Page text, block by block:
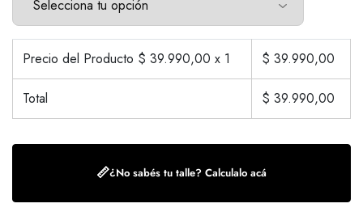
Precio del Producto $ 39.990,00 x 1 $ 39.990,00
Total $ 39.990,00
📏¿No sabés tu talle? Calculalo acá